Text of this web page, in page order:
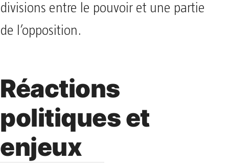
divisions entre le pouvoir et une partie
de l’opposition.
Réactions
politiques et
enjeux